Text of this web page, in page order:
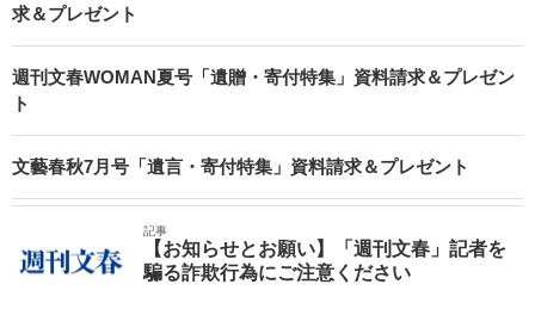
求＆プレゼント
週刊文春WOMAN夏号「遺贈・寄付特集」資料請求＆プレゼン
ト
文藝春秋7月号「遺言・寄付特集」資料請求＆プレゼント
記事
【お知らせとお願い】「週刊文春」記者を
騙る詐欺行為にご注意ください